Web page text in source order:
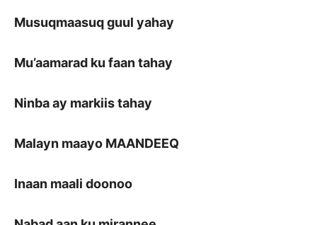
Musuqmaasuq guul yahay
Mu’aamarad ku faan tahay
Ninba ay markiis tahay
Malayn maayo MAANDEEQ
Inaan maali doonoo